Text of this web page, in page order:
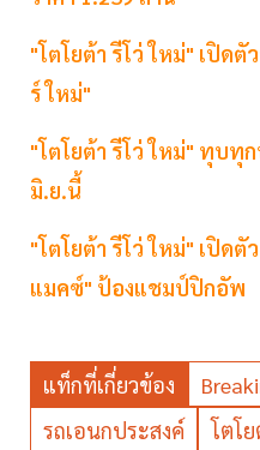
"โตโยต้า รีโว่ ใหม่" เปิด
ร์ ใหม่"
"โตโยต้า รีโว่ ใหม่" ทุบทุ
มิ.ย.นี้
"โตโยต้า รีโว่ ใหม่" เปิด
แมคซ์" ป้องแชมป์ปิกอัพ
แท็กที่เกี่ยวข้อง
รถเอนกประสงค์
โตโ